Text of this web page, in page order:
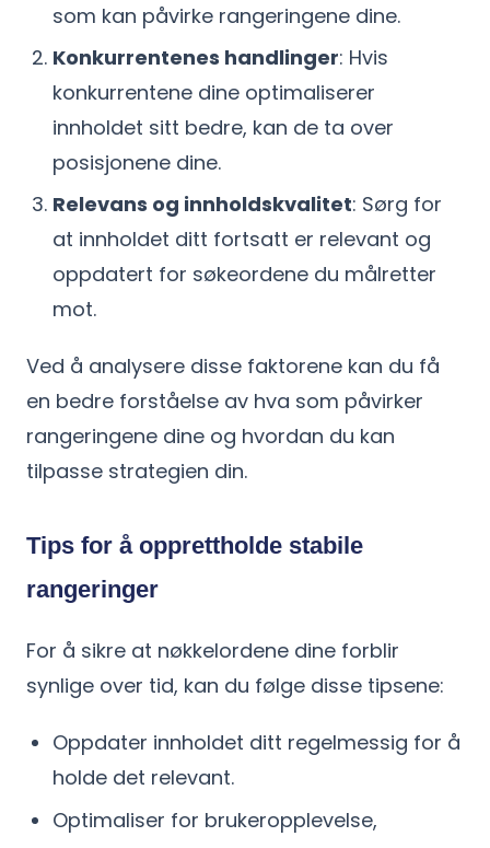
som kan påvirke rangeringene dine.
Konkurrentenes handlinger: Hvis
konkurrentene dine optimaliserer
innholdet sitt bedre, kan de ta over
posisjonene dine.
Relevans og innholdskvalitet: Sørg for
at innholdet ditt fortsatt er relevant og
oppdatert for søkeordene du målretter
mot.
Ved å analysere disse faktorene kan du få
en bedre forståelse av hva som påvirker
rangeringene dine og hvordan du kan
tilpasse strategien din.
Tips for å opprettholde stabile
rangeringer
For å sikre at nøkkelordene dine forblir
synlige over tid, kan du følge disse tipsene:
Oppdater innholdet ditt regelmessig for å
holde det relevant.
Optimaliser for brukeropplevelse,